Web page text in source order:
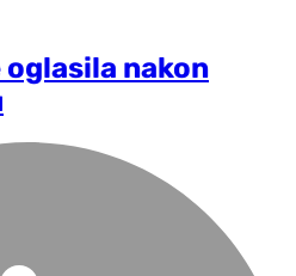
oglasila nakon